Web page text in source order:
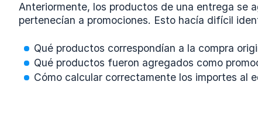
Anteriormente, los productos de una entrega se
pertenecían a promociones. Esto hacía difícil
Qué productos correspondían a la compra
Qué productos fueron agregados como
Cómo calcular correctamente los importes al